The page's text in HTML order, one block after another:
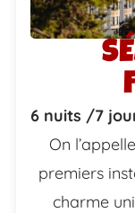
6 nuits /7
On
premiers
charme